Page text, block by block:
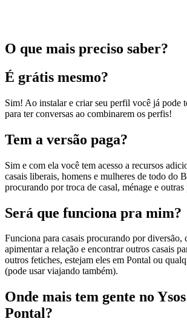
O que mais preciso saber?
É grátis mesmo?
Sim! Ao instalar e criar seu perfil você já pode
para ter conversas ao combinarem os perfis!
Tem a versão paga?
Sim e com ela você tem acesso a recursos
casais liberais, homens e mulheres de todo do
procurando por troca de casal, ménage e outras
Será que funciona pra mim?
Funciona para casais procurando por diversão,
apimentar a relação e encontrar outros casais
outros fetiches, estejam eles em Pontal ou
(pode usar viajando também).
Onde mais tem gente no
Pontal?